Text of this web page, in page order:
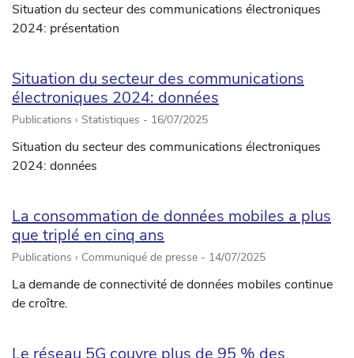
Situation du secteur des communications électroniques
2024: présentation
Situation du secteur des communications
électroniques 2024: données
Publications › Statistiques - 16/07/2025
Situation du secteur des communications électroniques
2024: données
La consommation de données mobiles a plus
que triplé en cinq ans
Publications › Communiqué de presse - 14/07/2025
La demande de connectivité de données mobiles continue
de croître.
Le réseau 5G couvre plus de 95 % des